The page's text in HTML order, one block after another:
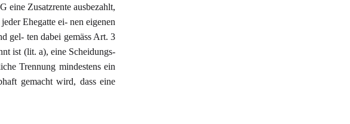
eine Zusatzrente ausbezahlt,
Ehegatte ei- nen eigenen
gel- ten dabei gemäss Art. 3
ist (lit. a), eine Scheidungs-
Trennung mindestens ein
gemacht wird, dass eine